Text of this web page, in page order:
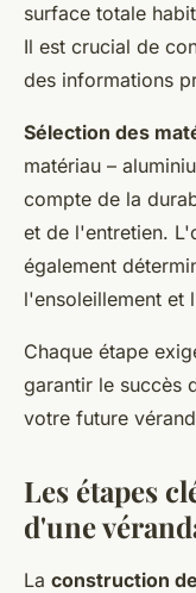
surface totale
Il est crucial de
des informations
Sélection des
matériau –
compte de la
et de l'entretien.
également
l'ensoleillement et
Chaque étape
garantir le succès
votre future
Les étapes
d'une
La construction